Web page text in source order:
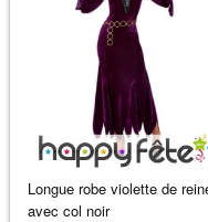
Longue robe violette de
avec col noir